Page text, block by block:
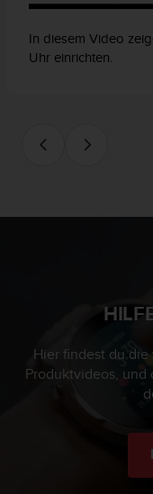
In diesem Video
Uhr einrichten.
Hier findest du
Produktvideos,